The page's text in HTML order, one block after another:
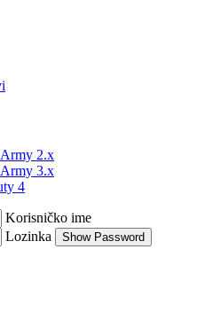
2.x
3.x
4
Korisničko ime
Lozinka
Show Password